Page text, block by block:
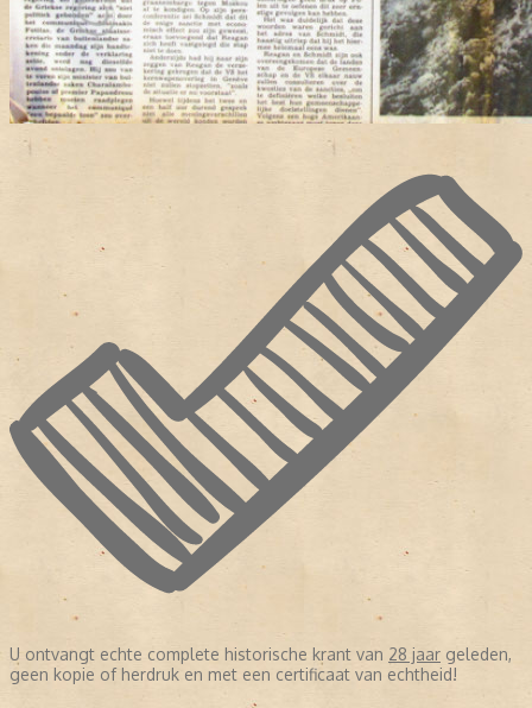
U ontvangt echte complete historische krant van 28 jaar geleden,
geen kopie of herdruk en met een certificaat van echtheid!